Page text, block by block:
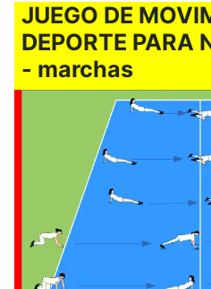
JUEGO DE
DEPORTE PARA
- marchas